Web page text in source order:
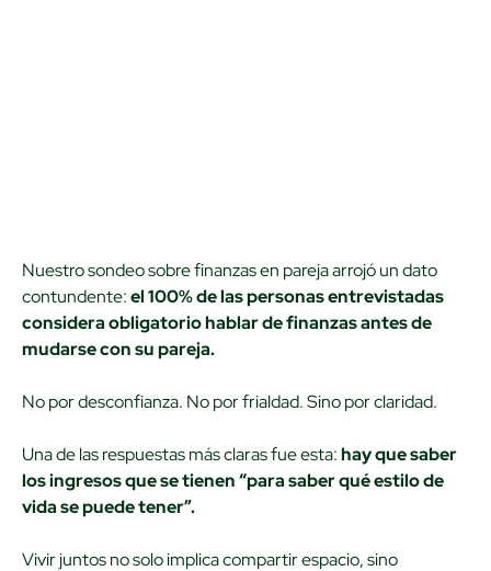
Nuestro sondeo sobre finanzas en pareja arrojó un dato
contundente:el 100% de las personas entrevistadas
considera obligatorio hablar de finanzas antes de
mudarse con su pareja.
No por desconfianza. No por frialdad. Sino por claridad.
Una de las respuestas más claras fue esta:hay que saber
los ingresos que se tienen “para saber qué estilo de
vida se puede tener”.
Vivir juntos no solo implica compartir espacio, sino